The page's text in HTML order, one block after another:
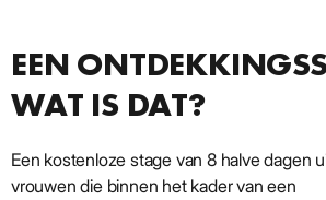
EEN
WAT IS DAT?
Een kostenloze stage van 8 halve dagen
vrouwen die binnen het kader van een